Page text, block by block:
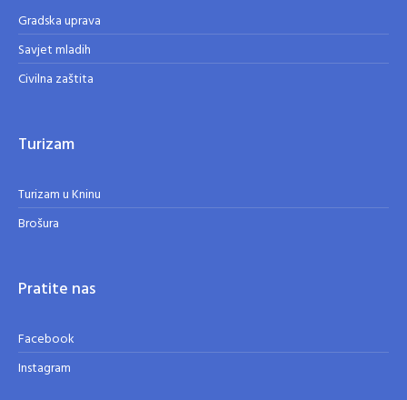
Gradska uprava
Savjet mladih
Civilna zaštita
Turizam
Turizam u Kninu
Brošura
Pratite nas
Facebook
Instagram